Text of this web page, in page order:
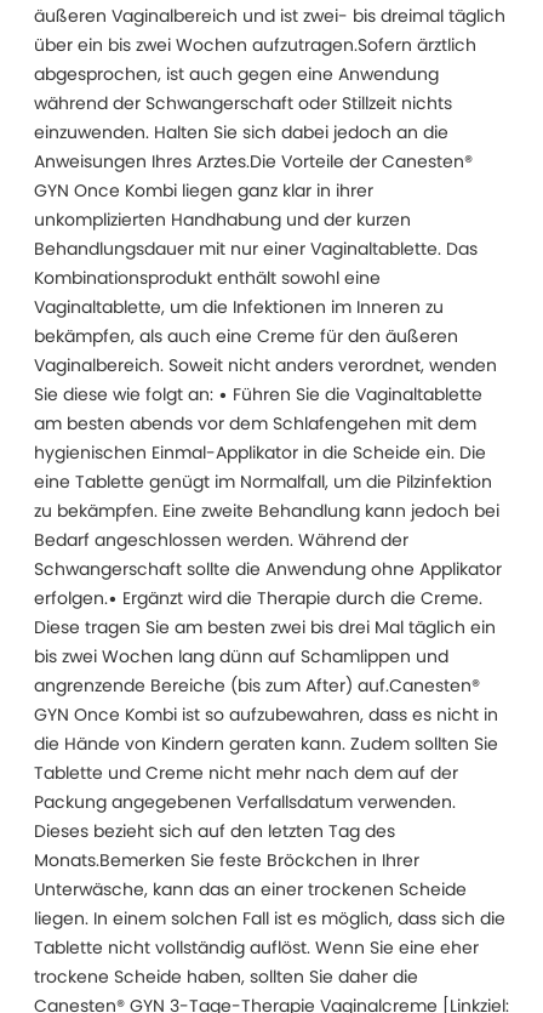
äußeren Vaginalbereich und ist zwei- bis dreimal täglich
über ein bis zwei Wochen aufzutragen.Sofern ärztlich
abgesprochen, ist auch gegen eine Anwendung
während der Schwangerschaft oder Stillzeit nichts
einzuwenden. Halten Sie sich dabei jedoch an die
Anweisungen Ihres Arztes.Die Vorteile der Canesten®
GYN Once Kombi liegen ganz klar in ihrer
unkomplizierten Handhabung und der kurzen
Behandlungsdauer mit nur einer Vaginaltablette. Das
Kombinationsprodukt enthält sowohl eine
Vaginaltablette, um die Infektionen im Inneren zu
bekämpfen, als auch eine Creme für den äußeren
Vaginalbereich. Soweit nicht anders verordnet, wenden
Sie diese wie folgt an: • Führen Sie die Vaginaltablette
am besten abends vor dem Schlafengehen mit dem
hygienischen Einmal-Applikator in die Scheide ein. Die
eine Tablette genügt im Normalfall, um die Pilzinfektion
zu bekämpfen. Eine zweite Behandlung kann jedoch bei
Bedarf angeschlossen werden. Während der
Schwangerschaft sollte die Anwendung ohne Applikator
erfolgen.• Ergänzt wird die Therapie durch die Creme.
Diese tragen Sie am besten zwei bis drei Mal täglich ein
bis zwei Wochen lang dünn auf Schamlippen und
angrenzende Bereiche (bis zum After) auf.Canesten®
GYN Once Kombi ist so aufzubewahren, dass es nicht in
die Hände von Kindern geraten kann. Zudem sollten Sie
Tablette und Creme nicht mehr nach dem auf der
Packung angegebenen Verfallsdatum verwenden.
Dieses bezieht sich auf den letzten Tag des
Monats.Bemerken Sie feste Bröckchen in Ihrer
Unterwäsche, kann das an einer trockenen Scheide
liegen. In einem solchen Fall ist es möglich, dass sich die
Tablette nicht vollständig auflöst. Wenn Sie eine eher
trockene Scheide haben, sollten Sie daher die
Canesten® GYN 3-Tage-Therapie Vaginalcreme [Linkziel: